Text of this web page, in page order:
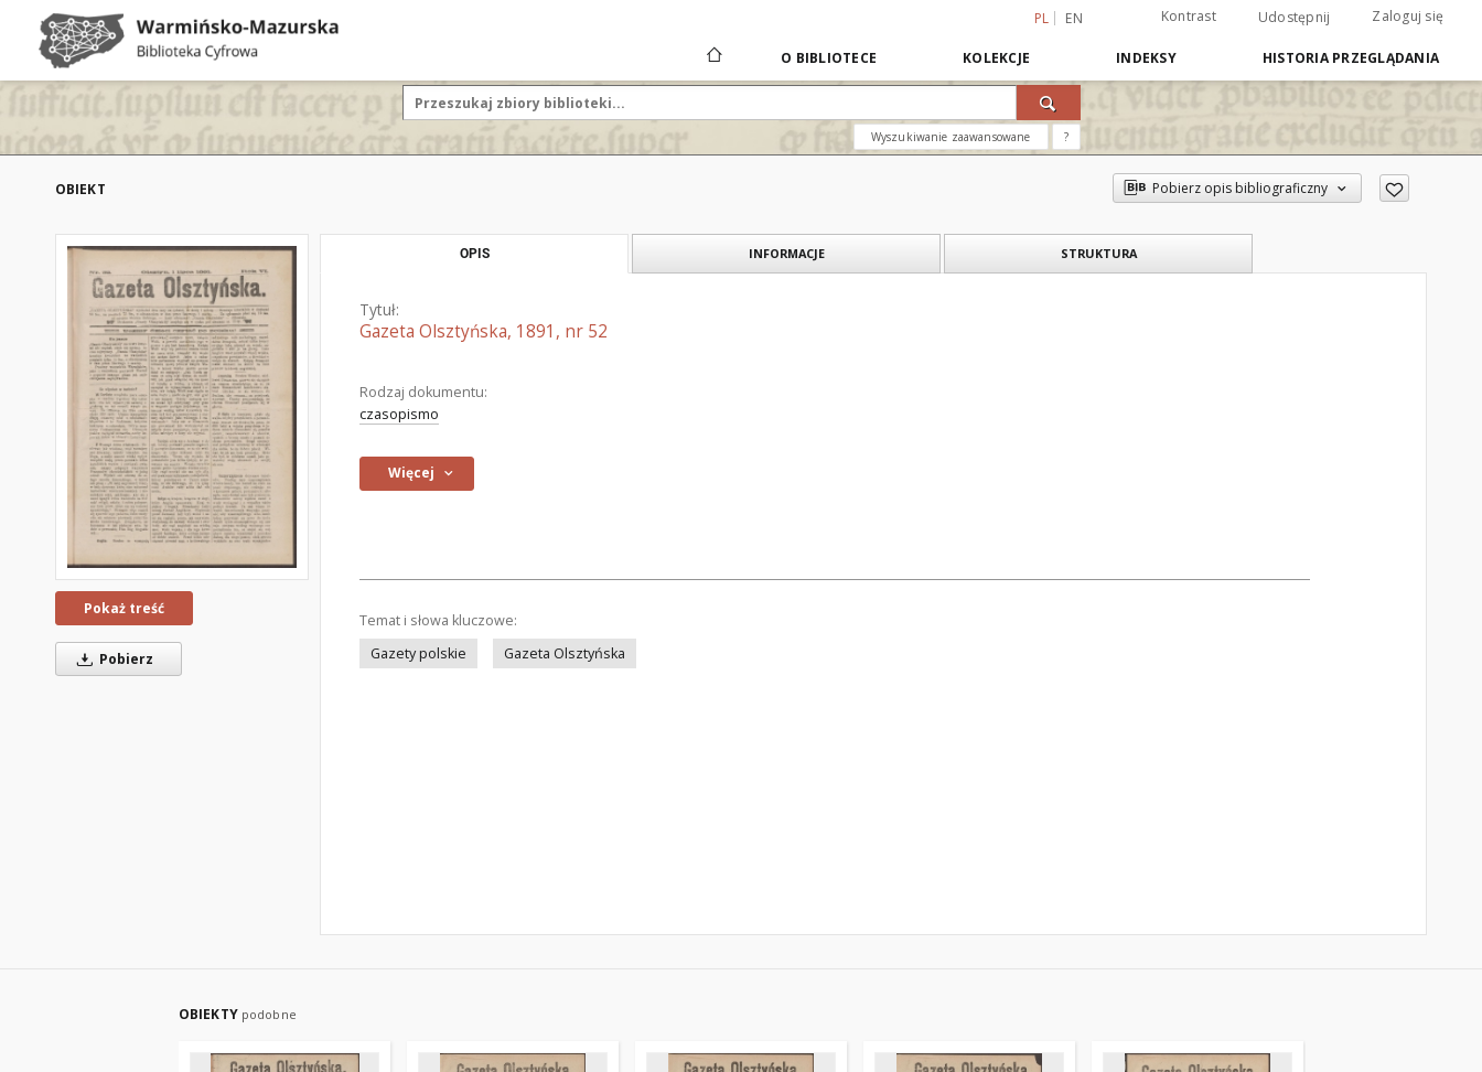
PL EN Kontrast Udostępnij Zaloguj się
O BIBLIOTECE KOLEKCJE INDEKSY HISTORIA PRZEGLĄDANIA
Wyszukiwanie zaawansowane ?
OBIEKT Pobierz opis bibliograficzny
Pokaż treść
Pobierz
OPIS INFORMACJE STRUKTURA
Tytuł:
Gazeta Olsztyńska, 1891, nr 52
Rodzaj dokumentu:
czasopismo
Więcej
Temat i słowa kluczowe:
Gazety polskie
Gazeta Olsztyńska
OBIEKTY podobne